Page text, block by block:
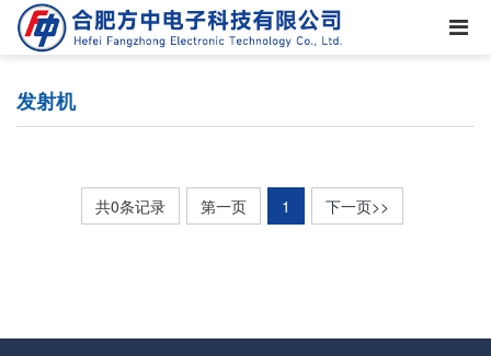
发射机
共0条记录 第一页 1 下一页>>